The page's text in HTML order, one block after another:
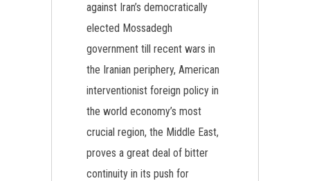
against Iran’s democratically
elected Mossadegh
government till recent wars in
the Iranian periphery, American
interventionist foreign policy in
the world economy’s most
crucial region, the Middle East,
proves a great deal of bitter
continuity in its push for